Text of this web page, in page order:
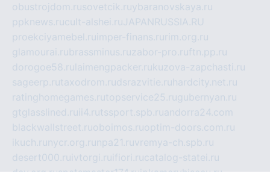
obustrojdom.rusovetcik.ruybaranovskaya.ru
ppknews.rucult-alshei.ruJAPANRUSSIA.RU
proekciyamebel.ru imper-finans.ru rim.org.ru
glamourai.rubrassminus.ruzabor-pro.ruftn.pp.ru
dorogoe58.ru laimengpacker.rukuzova-zapchasti.ru
sageerp.rutaxodrom.rudsrazvitie.ru hardcity.net.ru
ratinghomegames.rutopservice25.rugubernyan.ru
gtglasslined.ru ii4.rutssport.spb.ruandorra24.com
blackwallstreet.ruoboimos.ruoptim-doors.com.ru
ikuch.ru nycr.org.ru npa21.ruvremya-ch.spb.ru
desert000.ru ivtorgi.ru ifiori.rucatalog-statei.ru
dcv.org.ruspetsmaster174.ruipkameryhiseeu.ru